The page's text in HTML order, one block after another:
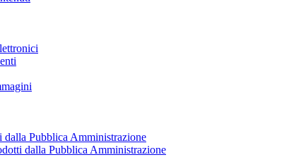
Pubblica Amministrazione
dalla Pubblica Amministrazione